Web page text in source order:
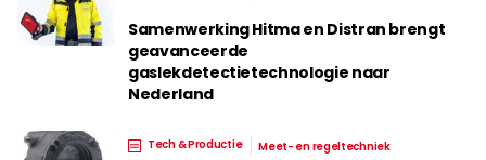
Samenwerking Hitma en Distran brengt
geavanceerde
gaslekdetectietechnologie naar
Nederland
Tech & Productie Meet- en regeltechniek